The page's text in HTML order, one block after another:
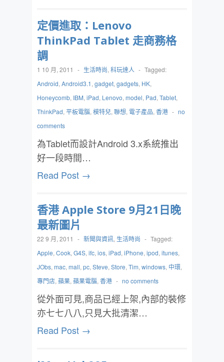
定價進取：Lenovo
ThinkPad Tablet 走商務格
調
1 10 月, 2011 - 生活時尚, 科玩達人 - Tagged:
Android, Android3.1, gadget, gadgets, HK,
Honeycomb, IBM, iPad, Lenovo, model, Pad, Tablet,
ThinkPad, 平板電腦, 模特兒, 聯想, 電子產品, 香港 - no
comments
為Tablet而設計Android 3.x系統推出
好一段時間…
Read Post →
香港 Apple Store 9月21日晚
最新圖片
22 9 月, 2011 - 新聞與資訊, 生活時尚 - Tagged:
Apple, Cook, G4S, ifc, ios, iPad, iPhone, ipod, itunes,
JObs, mac, mall, pc, Steve, Store, Tim, windows, 中環,
專門店, 蘋果, 蘋果電腦, 香港 - no comments
從外面可見,商品已經上架,內部的裝修
亦七七八八,只見大批清潔…
Read Post →